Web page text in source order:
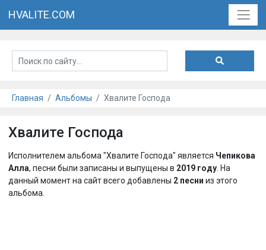
HVALITE.COM
Главная Альбомы Хвалите Господа
Хвалите Господа
Исполнителем альбома "Хвалите Господа" является Чепикова
Алла, песни были записаны и выпущены в 2019 году . На
данный момент на сайт всего добавлены 2 песни из этого
альбома.